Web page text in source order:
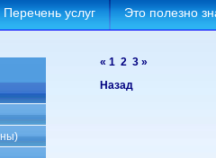
Перечень услуг Это полезно
« 1 2 3 »
Назад